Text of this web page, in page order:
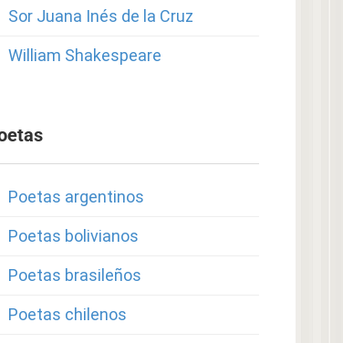
Sor Juana Inés de la Cruz
William Shakespeare
Poetas argentinos
Poetas bolivianos
Poetas brasileños
Poetas chilenos